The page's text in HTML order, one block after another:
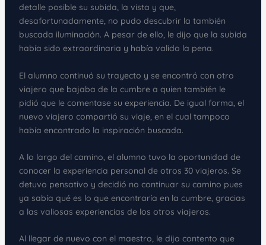
detalle posible su subida, la vista y que,
desafortunadamente, no pudo descubrir la también
buscada iluminación. A pesar de ello, le dijo que la subida
había sido extraordinaria y había valido la pena.
El alumno continuó su trayecto y se encontró con otro
viajero que bajaba de la cumbre a quien también le
pidió que le comentase su experiencia. De igual forma, el
nuevo viajero compartió su viaje, en el cual tampoco
había encontrado la inspiración buscada.
A lo largo del camino, el alumno tuvo la oportunidad de
conocer la experiencia personal de otros 30 viajeros. Se
detuvo pensativo y decidió no continuar su camino pues
ya sabía qué es lo que encontraría en la cumbre, gracias
a las valiosas experiencias de los otros viajeros.
Al llegar de nuevo con el maestro, le dijo contento que